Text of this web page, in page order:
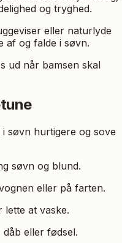
og tryghed.
eller naturlyde
af og falde i søvn.
ud når bamsen skal
søvn hurtigere og sove
søvn og blund.
eller på farten.
lette at vaske.
eller fødsel.